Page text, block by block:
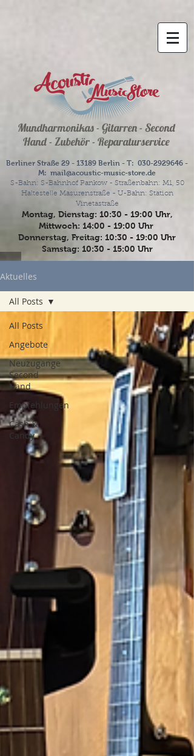
Berliner Straße 29 - 13189 Berlin - T: 030-2929646 -
M: mail@acoustic-music-store.de
S-Bahn: S-Bahnhof Pankow - Straßenbahn: M1, 50
Haltestelle Masurenstraße - U-Bahn: Station
Vinetastraße
Montag, Dienstag: 10:30 - 19:00 Uhr,
Mittwoch: 14:00 - 19:00 Uhr
Donnerstag, Freitag: 10:30 - 19:00 Uhr
Samstag: 10:30 - 15:00 Uhr
Mundharmonikas - Gitarren - Second
Hand - Zubehör - Reparaturservice
Aktuelles
All Posts
Angebote
Neuzugänge
Second
Hand
Empfehlungen
Cash &
Candy
All Posts